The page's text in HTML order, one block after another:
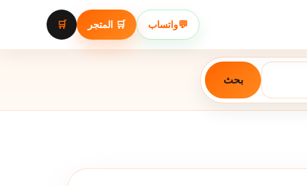
💬واتساب 🛒 المتجر 🛒
بحث